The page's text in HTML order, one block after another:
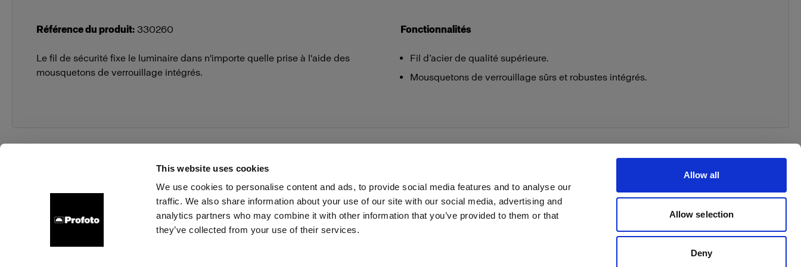
This website uses cookies
We use cookies to personalise content and ads, to provide social media features and to analyse our
traffic. We also share information about your use of our site with our social media, advertising and
analytics partners who may combine it with other information that you’ve provided to them or that
they’ve collected from your use of their services.
Allow all
Allow selection
Deny
Référence du produit: 330260
Le fil de sécurité fixe le luminaire dans n'importe quelle prise à l'aide des
mousquetons de verrouillage intégrés.
Fonctionnalités
Fil d’acier de qualité supérieure.
Mousquetons de verrouillage sûrs et robustes intégrés.
À propos de Profoto Support Emploi Presse Investisseurs Share The Light Withdrawal your order